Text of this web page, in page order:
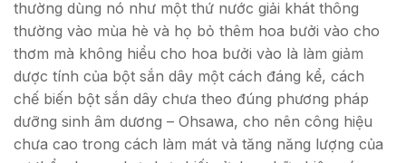
thường dùng nó như một thứ nước giải khát thông
thường vào mùa hè và họ bỏ thêm hoa bưởi vào cho
thơm mà không hiểu cho hoa bưởi vào là làm giảm
dược tính của bột sắn dây một cách đáng kể, cách
chế biến bột sắn dây chưa theo đúng phương pháp
dưỡng sinh âm dương – Ohsawa, cho nên công hiệu
chưa cao trong cách làm mát và tăng năng lượng của